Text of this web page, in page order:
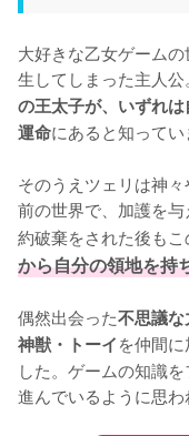
大好きな乙女ゲーム
生してしまった主人
の王太子が、いずれ
運命にあると知ってい
そのうえツェリは神
前の世界で、加護を
約破棄をされた後もこ
から自分の領地を持
偶然出会った不思議
神獣・トーイを仲間
した。ゲームの知識
進んでいるように思